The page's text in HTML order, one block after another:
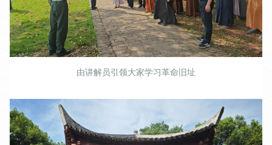
由讲解员引领大家学习革命旧址